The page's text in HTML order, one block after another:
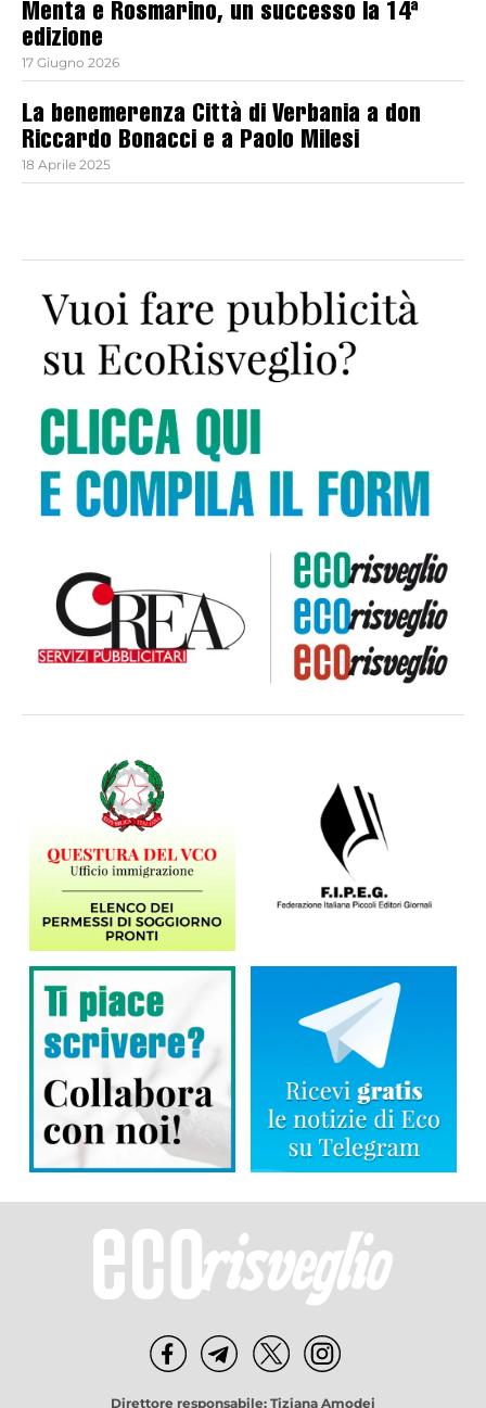
Menta e Rosmarino, un successo la 14ª
edizione
17 Giugno 2026
La benemerenza Città di Verbania a don
Riccardo Bonacci e a Paolo Milesi
18 Aprile 2025
Direttore responsabile: Tiziana Amodei